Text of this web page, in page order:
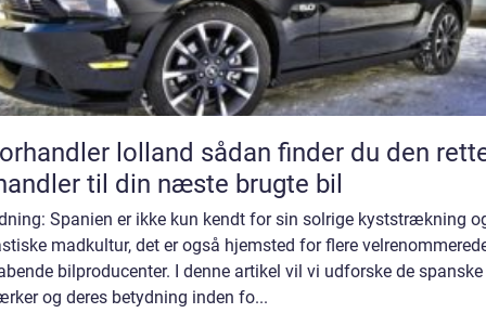
lolland sådan finder du den rette
til din næste brugte bil
Spanien er ikke kun kendt for sin solrige kyststrækning
madkultur, det er også hjemsted for flere
bilproducenter. I denne artikel vil vi udforske de spanske
og deres betydning inden fo...